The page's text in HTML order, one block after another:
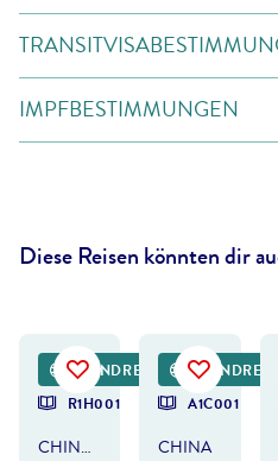
IMPFBESTIMMUNGEN
Diese Reisen könnten dir
DEALRUNDREISE
R1H001
CHINA & YANGTZE-KREUZFAHRT
RUNDREISE
A1C001
CHINA